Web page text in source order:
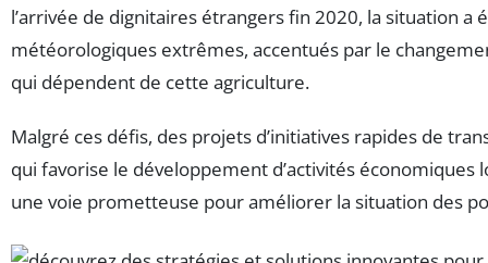
l’arrivée de dignitaires étrangers fin 2020, la situation
météorologiques extrêmes, accentués par le
qui dépendent de cette agriculture.
Malgré ces défis, des projets d’initiatives rapides de
qui favorise le développement d’activités économiques
une voie prometteuse pour améliorer la situation des